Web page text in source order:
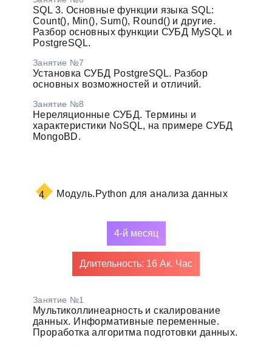
SQL 3. Основные функции языка SQL:
Count(), Min(), Sum(), Round() и другие.
Разбор основных функции СУБД MySQL и
PostgreSQL.
Занятие №7
Установка СУБД PostgreSQL. Разбор
основных возможностей и отличий.
Занятие №8
Нереляционные СУБД. Термины и
характеристики NoSQL, на примере СУБД
MongoBD.
4 Модуль. Python для анализа данных
4-й месяц
Длительность: 16 Ак. Час
Занятие №1
Мультиколлинеарность и скалирование
данных. Информативные переменные.
Проработка алгоритма подготовки данных.